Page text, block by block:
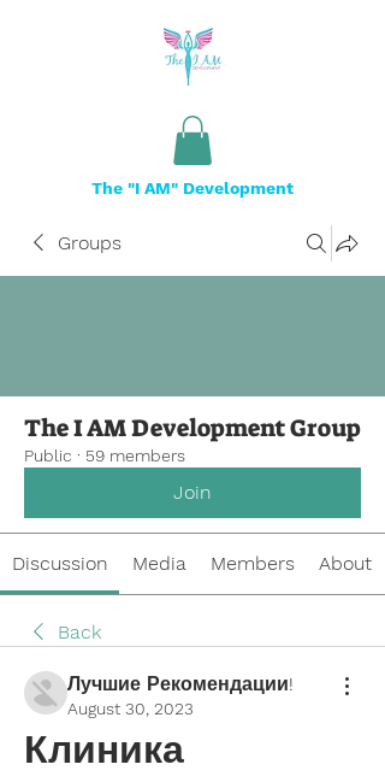
The "I AM" Development
Groups
The I AM Development Group
Public · 59 members
Join
Discussion Media Members About
Back
Лучшие Рекомендации!
August 30, 2023
Клиника